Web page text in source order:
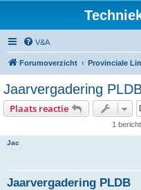
V&A
Forumoverzicht Provinciale
Jaarvergadering
Plaats reactie
1
Jac
Jaarvergadering PLDB